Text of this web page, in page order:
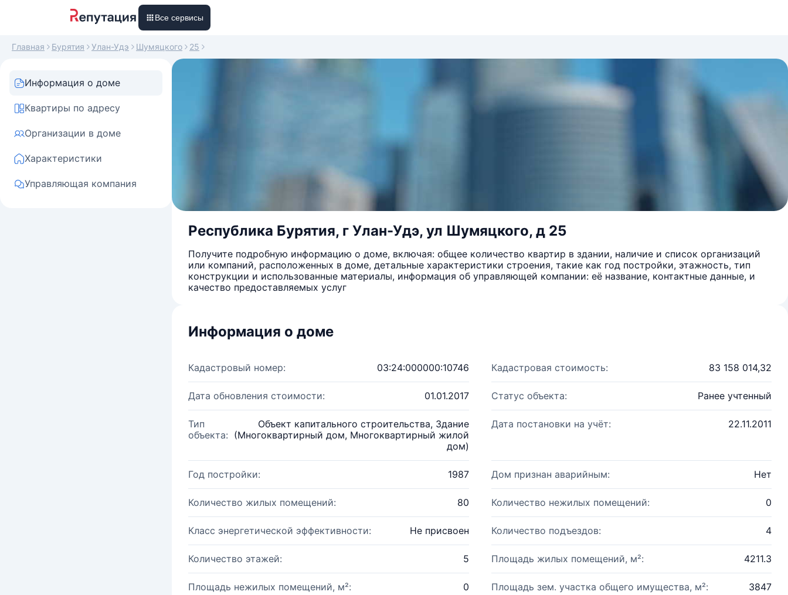
Все сервисы
Главная Бурятия Улан-Удэ Шумяцкого 25
Информация о доме
Квартиры по адресу
Организации в доме
Характеристики
Управляющая компания
Республика Бурятия, г Улан-Удэ, ул Шумяцкого, д 25
Получите подробную информацию о доме, включая: общее количество квартир в здании, наличие и список организаций
или компаний, расположенных в доме, детальные характеристики строения, такие как год постройки, этажность, тип
конструкции и использованные материалы, информация об управляющей компании: её название, контактные данные, и
качество предоставляемых услуг
Информация о доме
Кадастровый номер: 03:24:000000:10746 Кадастровая стоимость: 83 158 014,32
Дата обновления стоимости: 01.01.2017 Статус объекта: Ранее учтенный
Тип
объекта:
Объект капитального строительства, Здание
(Многоквартирный дом, Многоквартирный жилой
дом)
Дата постановки на учёт: 22.11.2011
Год постройки: 1987 Дом признан аварийным: Нет
Количество жилых помещений: 80 Количество нежилых помещений: 0
Класс энергетической эффективности: Не присвоен Количество подъездов: 4
Количество этажей: 5 Площадь жилых помещений, м²: 4211.3
Площадь нежилых помещений, м²: 0 Площадь зем. участка общего имущества, м²: 3847